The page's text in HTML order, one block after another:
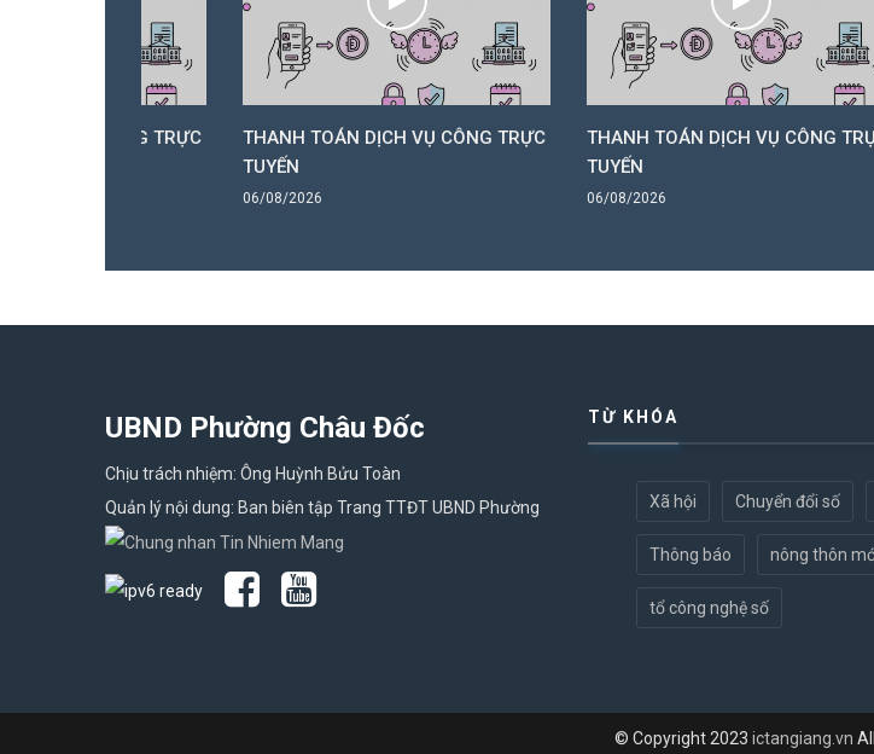
THANH TOÁN DỊCH VỤ CÔNG TRỰC
THANH TOÁN DỊCH VỤ CÔNG TRỰC
UBND Phường Châu Đốc
Chịu trách nhiệm: Ông Huỳnh Bửu Toàn
Quản lý nội dung: Ban biên tập Trang TTĐT UBND Phường
TỪ KHÓA
Xã hội Chuyển đổi số
Thông báo nông thôn
tổ công nghệ số
© Copyright 2023 ictangiang.vn